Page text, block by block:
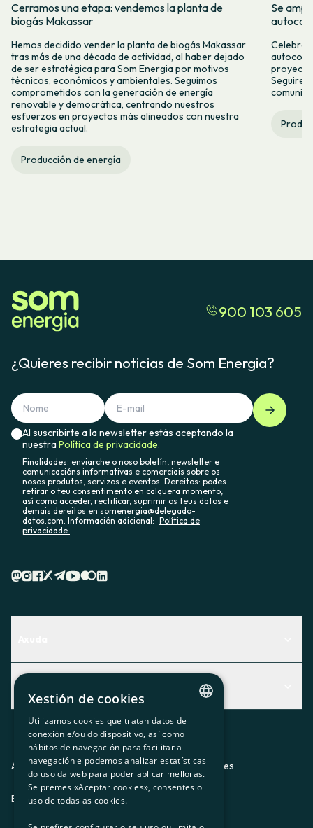
Cerramos una etapa: vendemos la planta de
biogás Makassar
Hemos decidido vender la planta de biogás Makassar
tras más de una década de actividad, al haber dejado
de ser estratégica para Som Energia por motivos
técnicos, económicos y ambientales. Seguimos
comprometidos con la generación de energía
renovable y democrática, centrando nuestros
esfuerzos en proyectos más alineados con nuestra
estrategia actual.
Producción de energía
Se
900 103 605
¿Quieres recibir noticias de Som Energia?
Al suscribirte a la newsletter estás aceptando la
nuestraPolítica de privacidade.
Finalidades: enviarche o noso boletín, newsletter e
comunicacións informativas e comerciais sobre os
nosos produtos, servizos e eventos. Dereitos: podes
retirar o teu consentimento en calquera momento,
así como acceder, rectificar, suprimir os teus datos e
demais dereitos en somenergia@delegado-
datos.com. Información adicional: Política de
privacidade.
Descubre qué servicio te encaja mejor
Contacto
Actualidad
O recuncho da socia
Prensa
Trabaja con nosotros
Aviso legalPolítica de privacidadPolítica de cookies
ES CAGLEU
CATALAN
SPANISH
GL
Xestión de cookies
Utilizamos cookies que tratan datos de
conexión e/ou do dispositivo, así como
hábitos de navegación para facilitar a
navegación e podemos analizar estatísticas
do uso da web para poder aplicar melloras.
Se premes «Aceptar cookies», consentes o
uso de todas as cookies.